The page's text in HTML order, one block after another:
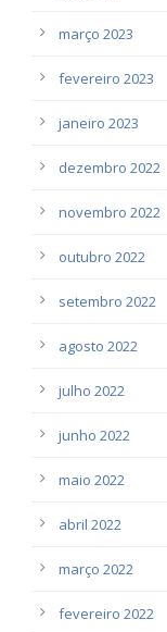
março 2023
fevereiro 2023
janeiro 2023
dezembro 2022
novembro 2022
outubro 2022
setembro 2022
agosto 2022
julho 2022
junho 2022
maio 2022
abril 2022
março 2022
fevereiro 2022